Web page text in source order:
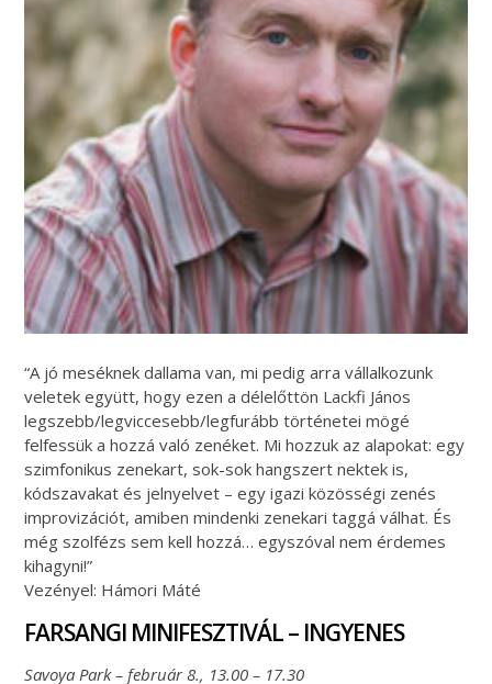
“A jó meséknek dallama van, mi pedig arra vállalkozunk
veletek együtt, hogy ezen a délelőttön Lackfi János
legszebb/legviccesebb/legfurább történetei mögé
felfessük a hozzá való zenéket. Mi hozzuk az alapokat: egy
szimfonikus zenekart, sok-sok hangszert nektek is,
kódszavakat és jelnyelvet – egy igazi közösségi zenés
improvizációt, amiben mindenki zenekari taggá válhat. És
még szolfézs sem kell hozzá… egyszóval nem érdemes
kihagyni!”
Vezényel: Hámori Máté
FARSANGI MINIFESZTIVÁL – INGYENES
Savoya Park – február 8., 13.00 – 17.30